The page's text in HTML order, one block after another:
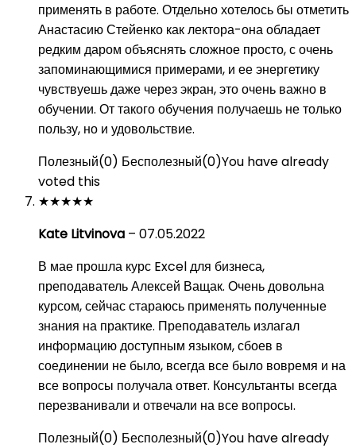
применять в работе. Отдельно хотелось бы отметить
Анастасию Стейенко как лектора-она обладает
редким даром объяснять сложное просто, с очень
запоминающимися примерами, и ее энергетику
чувствуешь даже через экран, это очень важно в
обучении. От такого обучения получаешь не только
пользу, но и удовольствие.
Полезный(0) Бесполезный(0)You have already
voted this
★★★★★
Kate Litvinova – 07.05.2022
В мае прошла курс Excel для бизнеса,
преподаватель Алексей Ващак. Очень довольна
курсом, сейчас стараюсь применять полученные
знания на практике. Преподаватель излагал
информацию доступным языком, сбоев в
соединении не было, всегда все было вовремя и на
все вопросы получала ответ. Консультанты всегда
перезванивали и отвечали на все вопросы.
Полезный(0) Бесполезный(0)You have already